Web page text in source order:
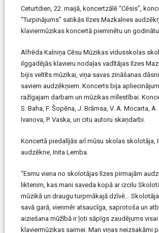
Ceturtdien, 22. maijā, koncertzālē “Cēsis”,
“Turpinājums” satikās Ilzes Mazkalnes
klaviermūzikas koncertā pieminētu un
Alfrēda Kalniņa Cēsu Mūzikas vidusskolas
ilggadējās klavieru nodaļas vadītājas Ilzes
bijis veltīts mūzikai, viņa savas zināšanas
saviem audzēkņiem. Koncerts bija
ražīgajam darbam un mūzikas mīlestībai.
S. Baha, F. Šopēna, J. Brāmsa, V. A. Mocarta,
Ivanova, P. Vaska, un citu autoru skaņdarbi.
Koncertā piedalījās arī mūsu skolas skolotāja,
audzēkne, Inita Lemba.
“Esmu viena no skolotājas Ilzes pirmajām
liktenim, kas mani saveda kopā ar izcilu
mūzikā un draugu turpmākajā dzīvē…
savā garā, vienmēr atsaucīga, saprotoša un
aiziešana mūžībā ir ļoti sāpīgs zaudējums
klaviermūzikas saimei. Man viņas neizsakāmi